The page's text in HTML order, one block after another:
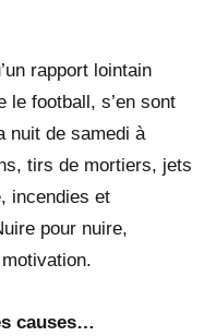
rapport lointain
le football, s’en sont
nuit de samedi à
tirs de mortiers, jets
incendies et
pour nuire,
causes…